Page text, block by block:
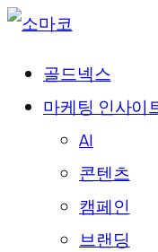
골드넥스
마케팅 인사이
AI
콘텐츠
캠페인
브랜딩